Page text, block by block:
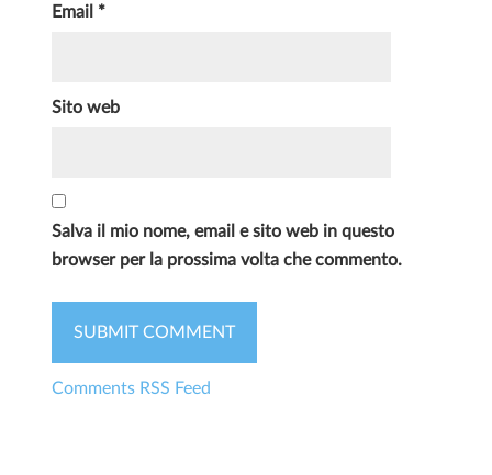
Email *
Sito web
Salva il mio nome, email e sito web in questo
browser per la prossima volta che commento.
Comments RSS Feed